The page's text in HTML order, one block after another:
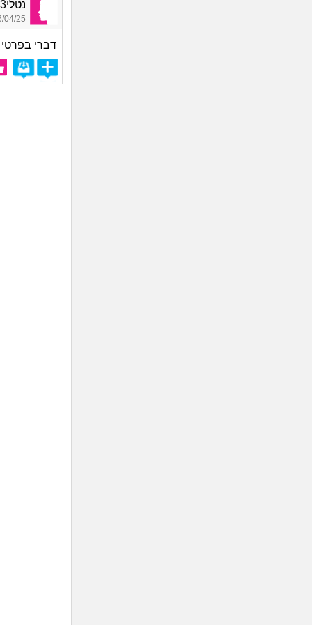
נטלי013, בת 22
25 16:36
דברי בפרטי